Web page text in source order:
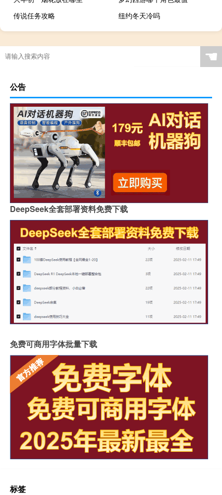
传说任务攻略
纽约冬天冷吗
☚
公告
DeepSeek全套部署资料免费下载
免费可商用字体批量下载
标签